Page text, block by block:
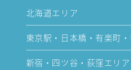
北海道エリア
東京駅・日本橋・有楽町
新宿・四ツ谷・荻窪エリア